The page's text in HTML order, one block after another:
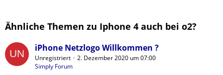
Ähnliche Themen zu Iphone 4 auch bei o2?
iPhone Netzlogo Willkommen ?
Unregistriert
2. Dezember 2020 um 07:00
Simply Forum